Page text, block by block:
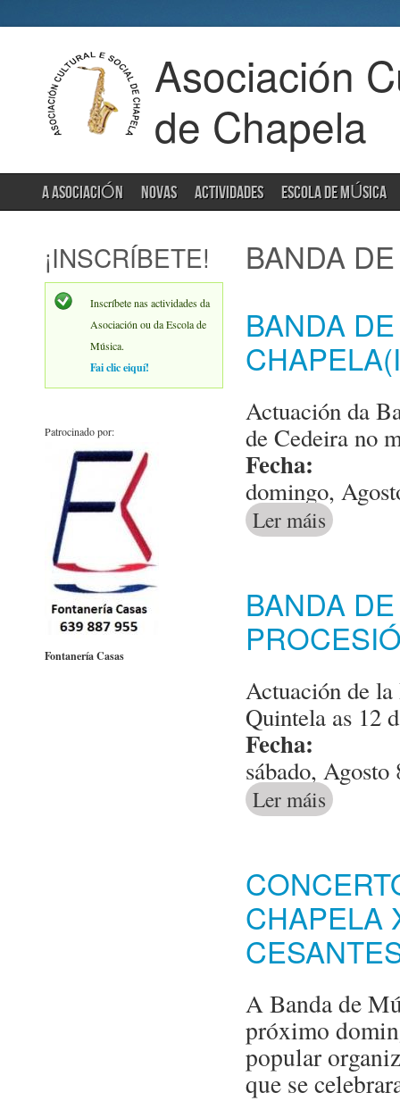
Asociación
de Chapela
A ASOCIACIÓN NOVAS ACTIVIDADES ESCOLA DE MÚSICA
¡INSCRÍBETE!
Inscríbete nas actividades da
Asociación ou da Escola de
Música.
Fai clic eiquí!
Patrocinado por:
Fontanería Casas
BANDA
BANDA
Actuación da
de Cedeira no
Fecha:
domingo,
Ler máis acerca de
BANDA
Actuación de
Quintela as 12
Fecha:
sábado,
Ler máis acerca de
CHAPELA
A Banda de
próximo
popular
que se